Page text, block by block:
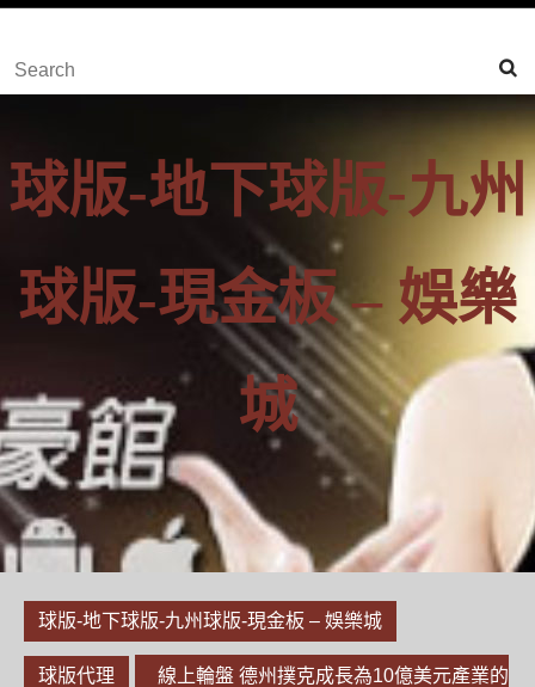
Search
for:
球版-地下球版-九州
球版-現金板 – 娛樂
城
球版-地下球版-九州球版-現金板 – 娛樂城
球版代理 線上輪盤 德州撲克成長為10億美元產業的